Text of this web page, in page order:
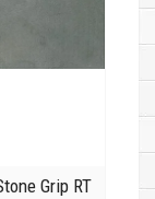
Grip RT